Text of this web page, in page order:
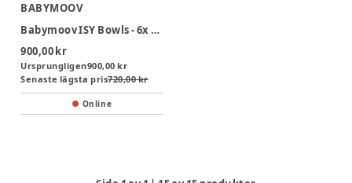
BABYMOOV
Babymoov ISY Bowls - 6x 250 ml & 3x 120ml
900,00 kr
Ursprungligen900,00 kr
Senaste lägsta pris720,00 kr
Online